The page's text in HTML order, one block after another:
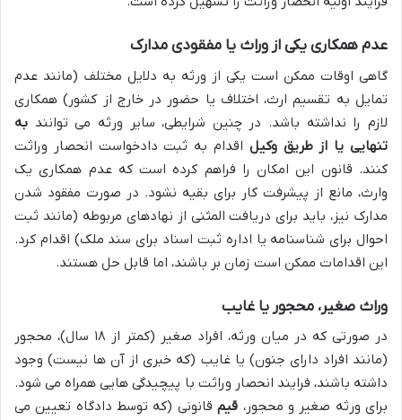
عدم همکاری یکی از وراث یا مفقودی مدارک
گاهی اوقات ممکن است یکی از ورثه به دلایل مختلف (مانند عدم
تمایل به تقسیم ارث، اختلاف یا حضور در خارج از کشور) همکاری
لازم را نداشته باشد. در چنین شرایطی، سایر ورثه می توانند به
تنهایی یا از طریق وکیل اقدام به ثبت دادخواست انحصار وراثت
کنند. قانون این امکان را فراهم کرده است که عدم همکاری یک
وارث، مانع از پیشرفت کار برای بقیه نشود. در صورت مفقود شدن
مدارک نیز، باید برای دریافت المثنی از نهادهای مربوطه (مانند ثبت
احوال برای شناسنامه یا اداره ثبت اسناد برای سند ملک) اقدام کرد.
این اقدامات ممکن است زمان بر باشند، اما قابل حل هستند.
وراث صغیر، محجور یا غایب
در صورتی که در میان ورثه، افراد صغیر (کمتر از ۱۸ سال)، محجور
(مانند افراد دارای جنون) یا غایب (که خبری از آن ها نیست) وجود
داشته باشند، فرایند انحصار وراثت با پیچیدگی هایی همراه می شود.
برای ورثه صغیر و محجور، قیمقانونی (که توسط دادگاه تعیین می